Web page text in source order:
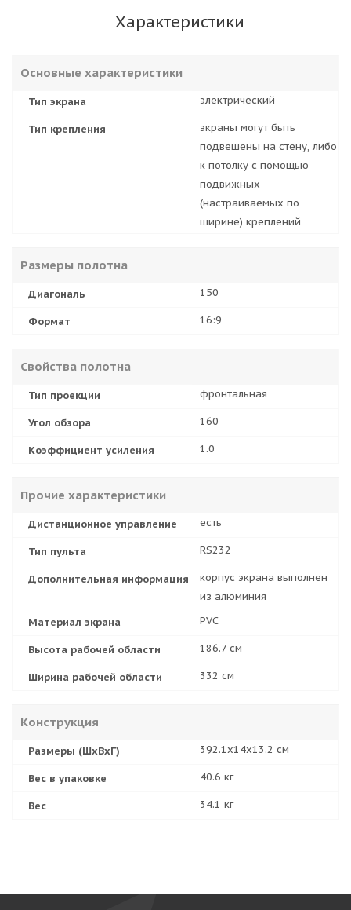
Характеристики
Основные характеристики
Тип экрана электрический
Тип крепления
экраны могут быть
подвешены на стену, либо
к потолку с помощью
подвижных
(настраиваемых по
ширине) креплений
Размеры полотна
Диагональ 150
Формат 16:9
Свойства полотна
Тип проекции фронтальная
Угол обзора 160
Коэффициент усиления 1.0
Прочие характеристики
Дистанционное управление есть
Тип пульта RS232
Дополнительная информация
корпус экрана выполнен
из алюминия
Материал экрана
PVC
Высота рабочей области 186.7 см
Ширина рабочей области 332 см
Конструкция
Размеры (ШхВхГ) 392.1x14x13.2 см
Вес в упаковке 40.6 кг
Вес 34.1 кг